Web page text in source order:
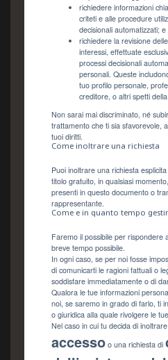
richiedere informazioni
criteti e alle procedure
decisionali automatizzati; e
richiedere la revisione
interessi, effettuate
processi decisionali
personali. Queste
tuo profilo personale,
creditore, o altri spetti
Non sarai mai discriminato, né
trattamento che ti sia sfavorevole,
tuoi diritti.
Come inoltrare una richiesta
Puoi inoltrare una richiesta
titolo gratuito, in qualsiasi
presenti in questo documento o
rappresentante.
Come e in quanto tempo
Faremo il possibile per rispondere
breve tempo possibile.
In ogni caso, se per noi fosse
di comunicarti le ragioni fattuali o
soddisfare immediatamente o di
Qualora le tue informazioni
noi, se saremo in grado di farlo, ti
o giuridica alla quale rivolgere le
Nel caso in cui tu decida di
accesso o una richiesta di